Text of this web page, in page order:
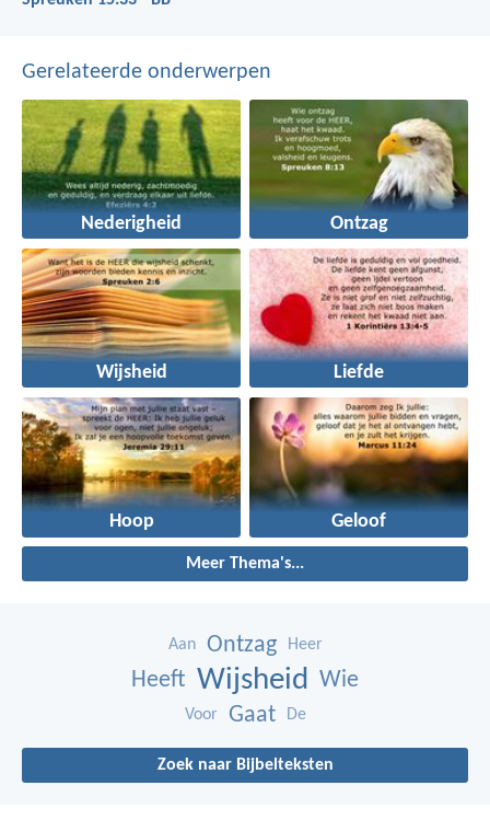
Gerelateerde onderwerpen
Nederigheid Ontzag
Wijsheid Liefde
Hoop Geloof
Meer Thema's...
Aan Ontzag Heer
Heeft Wijsheid Wie
Voor Gaat De
Zoek naar Bijbelteksten